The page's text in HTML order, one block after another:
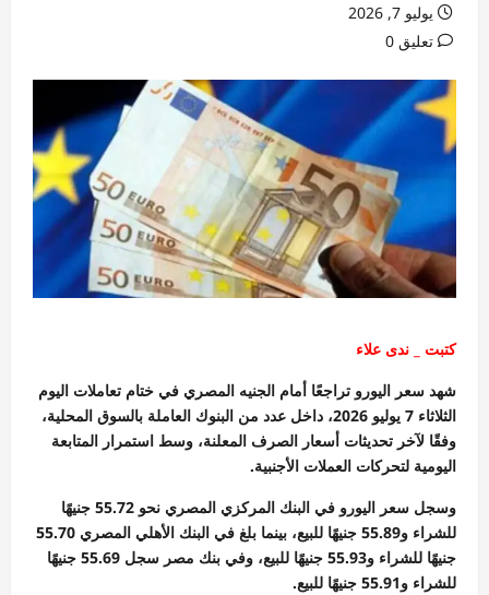
يوليو 7, 2026
تعليق 0
كتبت _ ندى علاء
شهد سعر اليورو تراجعًا أمام الجنيه المصري في ختام تعاملات اليوم
الثلاثاء 7 يوليو 2026، داخل عدد من البنوك العاملة بالسوق المحلية،
وفقًا لآخر تحديثات أسعار الصرف المعلنة، وسط استمرار المتابعة
اليومية لتحركات العملات الأجنبية.
وسجل سعر اليورو في البنك المركزي المصري نحو 55.72 جنيهًا
للشراء و55.89 جنيهًا للبيع، بينما بلغ في البنك الأهلي المصري 55.70
جنيهًا للشراء و55.93 جنيهًا للبيع، وفي بنك مصر سجل 55.69 جنيهًا
للشراء و55.91 جنيهًا للبيع.